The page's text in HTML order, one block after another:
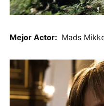
Mejor Actor: Mads